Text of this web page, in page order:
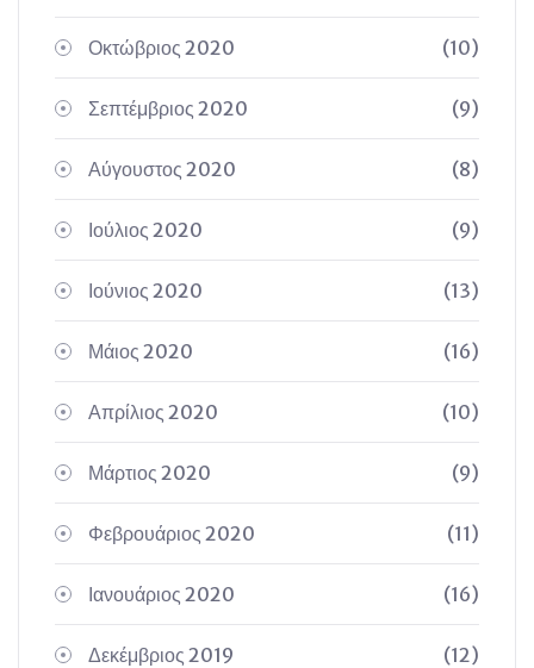
Οκτώβριος 2020 (10)
Σεπτέμβριος 2020 (9)
Αύγουστος 2020 (8)
Ιούλιος 2020 (9)
Ιούνιος 2020 (13)
Μάιος 2020 (16)
Απρίλιος 2020 (10)
Μάρτιος 2020 (9)
Φεβρουάριος 2020 (11)
Ιανουάριος 2020 (16)
Δεκέμβριος 2019 (12)